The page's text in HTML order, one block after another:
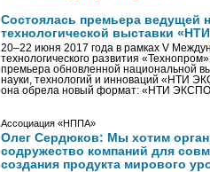
Состоялась премьера ведущей
технологической выставки
20–22 июня 2017 года в рамках V
технологического развития
премьера обновленной национальной
науки, технологий и инноваций «НТИ
она обрела новый формат: «НТИ
Ассоциация «НППА»
Олег Сердюков: Мы хотим
содружество компаний для
создания продукта мирового